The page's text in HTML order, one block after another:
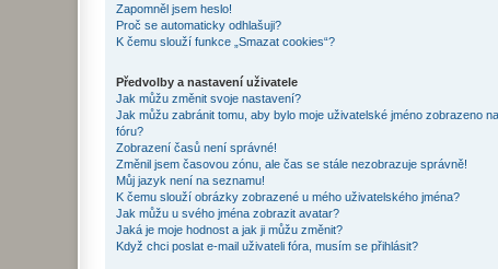
Zapomněl jsem heslo!
Proč se automaticky odhlašuji?
K čemu slouží funkce „Smazat cookies“?
Předvolby a nastavení uživatele
Jak můžu změnit svoje nastavení?
Jak můžu zabránit tomu, aby bylo moje uživatelské jméno zobrazeno
fóru?
Zobrazení časů není správné!
Změnil jsem časovou zónu, ale čas se stále nezobrazuje správně!
Můj jazyk není na seznamu!
K čemu slouží obrázky zobrazené u mého uživatelského jména?
Jak můžu u svého jména zobrazit avatar?
Jaká je moje hodnost a jak ji můžu změnit?
Když chci poslat e-mail uživateli fóra, musím se přihlásit?